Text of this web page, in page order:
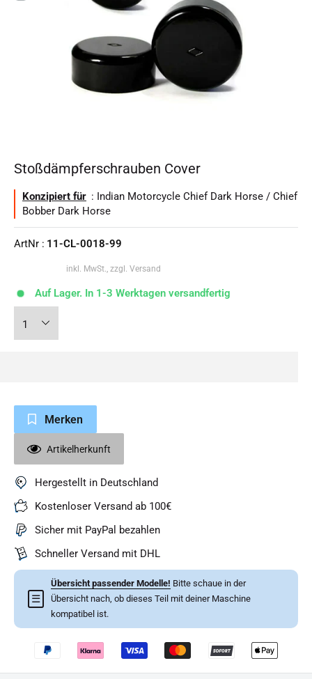
Stoßdämpferschrauben Cover
Konzipiert für : Indian Motorcycle Chief Dark Horse / Chief
Bobber Dark Horse
ArtNr : 11-CL-0018-99
inkl. MwSt., zzgl. Versand
Auf Lager. In 1-3 Werktagen versandfertig
Merken
Artikelherkunft
Hergestellt in Deutschland
Kostenloser Versand ab 100€
Sicher mit PayPal bezahlen
Schneller Versand mit DHL
☰
Übersicht passender Modelle! Bitte schaue in der
Übersicht nach, ob dieses Teil mit deiner Maschine
kompatibel ist.